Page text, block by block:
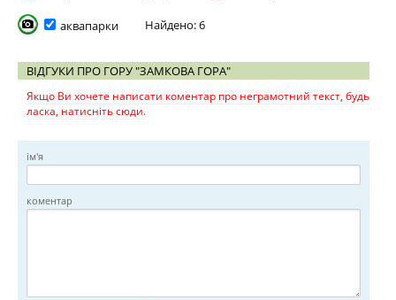
аквапарки Найдено: 6
ВІДГУКИ ПРО ГОРУ "ЗАМКОВА ГОРА"
Якщо Ви хочете написати коментар про неграмотний текст, будь
ласка, натисніть сюди.
ім'я
коментар